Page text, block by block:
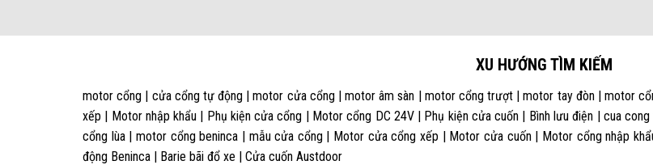
XU HƯỚNG TÌM KIẾM
motor cổng | cửa cổng tự động | motor cửa cổng | motor âm sàn | motor cổng trượt | motor tay đòn | motor
xếp | Motor nhập khẩu | Phụ kiện cửa cổng | Motor cổng DC 24V | Phụ kiện cửa cuốn | Bình lưu điện | cua
cổng lùa | motor cổng beninca | mẫu cửa cổng | Motor cửa cổng xếp | Motor cửa cuốn | Motor cổng nhập
động Beninca | Barie bãi đổ xe | Cửa cuốn Austdoor